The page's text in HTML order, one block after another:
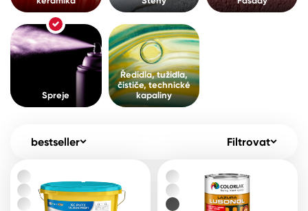
Pro akcionáře O společnosti
Kontakty
+420 800 145 555
Česko
Slovensko Polsko
Spreje
Ředidla, tužidla, čističe, technické
kapaliny
Spreje
Ředidla, tužidla,
čističe, technické
kapaliny
bestseller Filtrovat